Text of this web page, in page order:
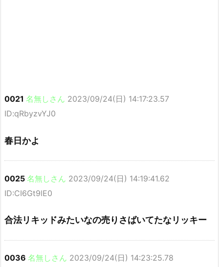
0021 名無しさん 2023/09/24(日) 14:17:23.57
ID:qRbyzvYJ0
春日かよ
0025 名無しさん 2023/09/24(日) 14:19:41.62
ID:CI6Gt9lE0
合法リキッドみたいなの売りさばいてたなリッキー
0036 名無しさん 2023/09/24(日) 14:23:25.78